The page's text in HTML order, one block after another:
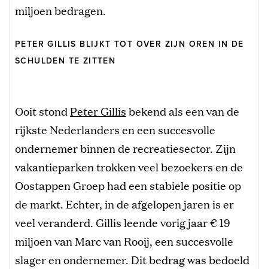
miljoen bedragen.
PETER GILLIS BLIJKT TOT OVER ZIJN OREN IN DE
SCHULDEN TE ZITTEN
Ooit stond Peter Gillisbekend als een van de
rijkste Nederlanders en een succesvolle
ondernemer binnen de recreatiesector. Zijn
vakantieparken trokken veel bezoekers en de
Oostappen Groep had een stabiele positie op
de markt. Echter, in de afgelopen jaren is er
veel veranderd. Gillis leende vorig jaar € 19
miljoen van Marc van Rooij, een succesvolle
slager en ondernemer. Dit bedrag was bedoeld